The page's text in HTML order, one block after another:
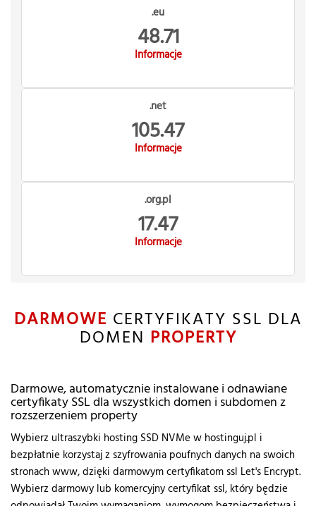
.eu
48.71
Informacje
.net
105.47
Informacje
.org.pl
17.47
Informacje
DARMOWE CERTYFIKATY SSL DLA
DOMEN PROPERTY
Darmowe, automatycznie instalowane i odnawiane
certyfikaty SSL dla wszystkich domen i subdomen z
rozszerzeniem property
Wybierz ultraszybki hosting SSD NVMe w hostinguj.pl i
bezpłatnie korzystaj z szyfrowania poufnych danych na swoich
stronach www, dzięki darmowym certyfikatom ssl Let's Encrypt.
Wybierz darmowy lub komercyjny certyfikat ssl, który będzie